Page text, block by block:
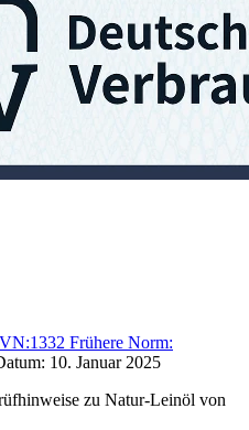
Frühere Norm:
10. Januar 2025
zu Natur-Leinöl von